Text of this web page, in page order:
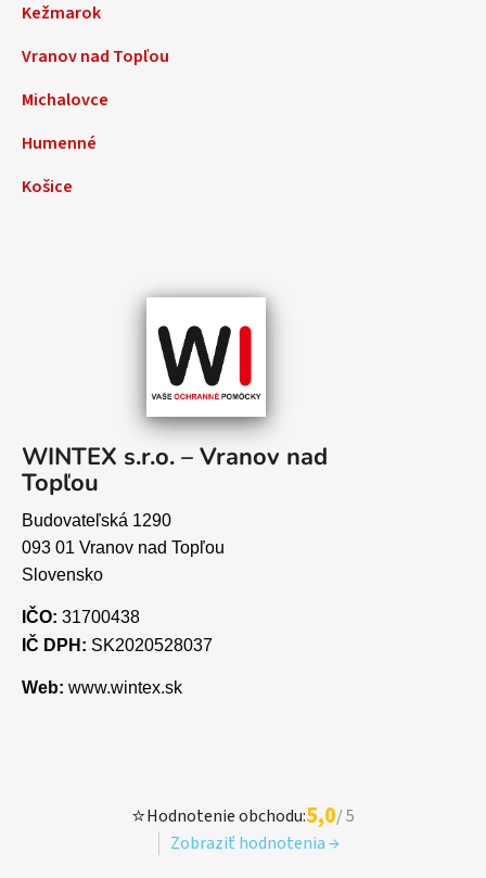
Kežmarok
Vranov nad Topľou
Michalovce
Humenné
Košice
WINTEX s.r.o. – Vranov nad
Topľou
Budovateľská 1290
093 01 Vranov nad Topľou
Slovensko
IČO: 31700438
IČ DPH: SK2020528037
Web: www.wintex.sk
⭐Hodnotenie obchodu:5,0/ 5
Zobraziť hodnotenia →